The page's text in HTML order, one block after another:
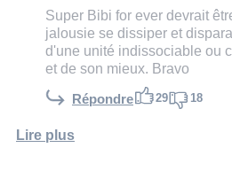
Super Bibi for ever devrait
jalousie se dissiper et
d'une unité indissociable ou
et de son mieux. Bravo
Répondre 29 18
Lire plus